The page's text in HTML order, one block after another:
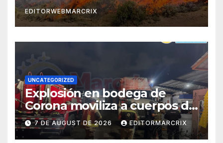
EDITORWEBMARCRIX
UNCATEGORIZED
Explosión en bodega de
Corona moviliza a cuerpos de
emergencia en Cancún
7 DE AUGUST DE 2026 EDITORMARCRIX